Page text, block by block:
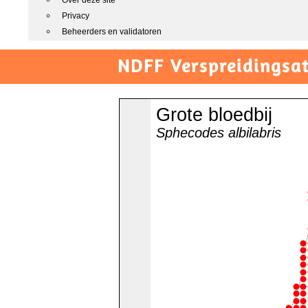
Privacy
Beheerders en validatoren
NDFF